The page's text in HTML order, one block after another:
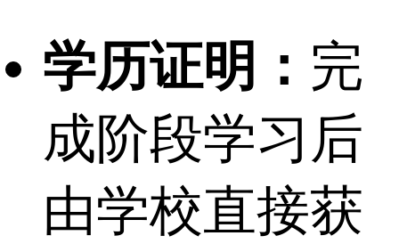
学历证明： 完
成阶段学习后
由学校直接获